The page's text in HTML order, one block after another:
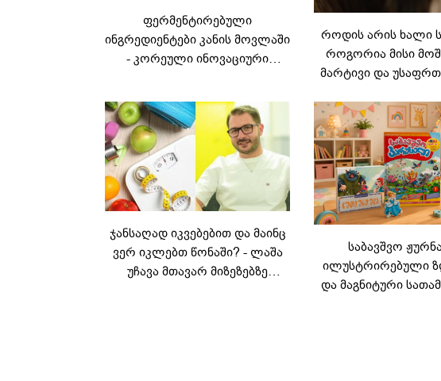
ფერმენტირებული
ინგრედიენტები კანის მოვლაში
- კორეული ინოვაციური
როდის არის ხალი
როგორია მისი
მარტივი და
ჯანსაღად იკვებებით და მაინც
ვერ იკლებთ წონაში? - ლაშა
უჩავა მთავარ მიზეზებზე
საბავშვო
ილუსტრირებული
და მაგნიტური